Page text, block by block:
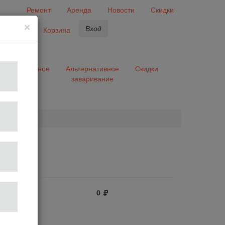
Ремонт Аренда Новости
Скидки
Корзина Вход
Разное
Альтернативное
заваривание
Скидки
0
×